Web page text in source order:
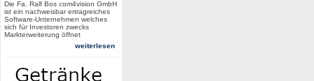
Die Fa. Ralf Bos com4vision GmbH
ist ein nachweisbar ertragreiches
Software-Unternehmen welches
sich für Investoren zwecks
Markterweiterung öffnet
weiterlesen